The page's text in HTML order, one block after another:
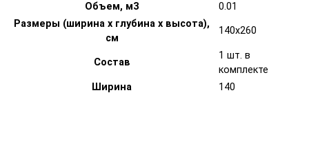
Объем, м3
0.01
Размеры (ширина х глубина х высота),
см
140x260
Состав
1 шт. в
комплекте
Ширина
140